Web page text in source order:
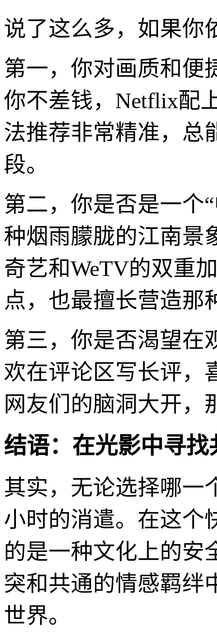
说了这么多，如果你
第一，你对画质和便
你不差钱，Netflix配
法推荐非常精准，总
段。
第二，你是否是一个
种烟雨朦胧的江南景
奇艺和WeTV的双重
点，也最擅长营造那
第三，你是否渴望在
欢在评论区写长评，
网友们的脑洞大开
结语：在光影中寻找
其实，无论选择哪一
小时的消遣。在这个
的是一种文化上的安
突和共通的情感羁绊
世界。